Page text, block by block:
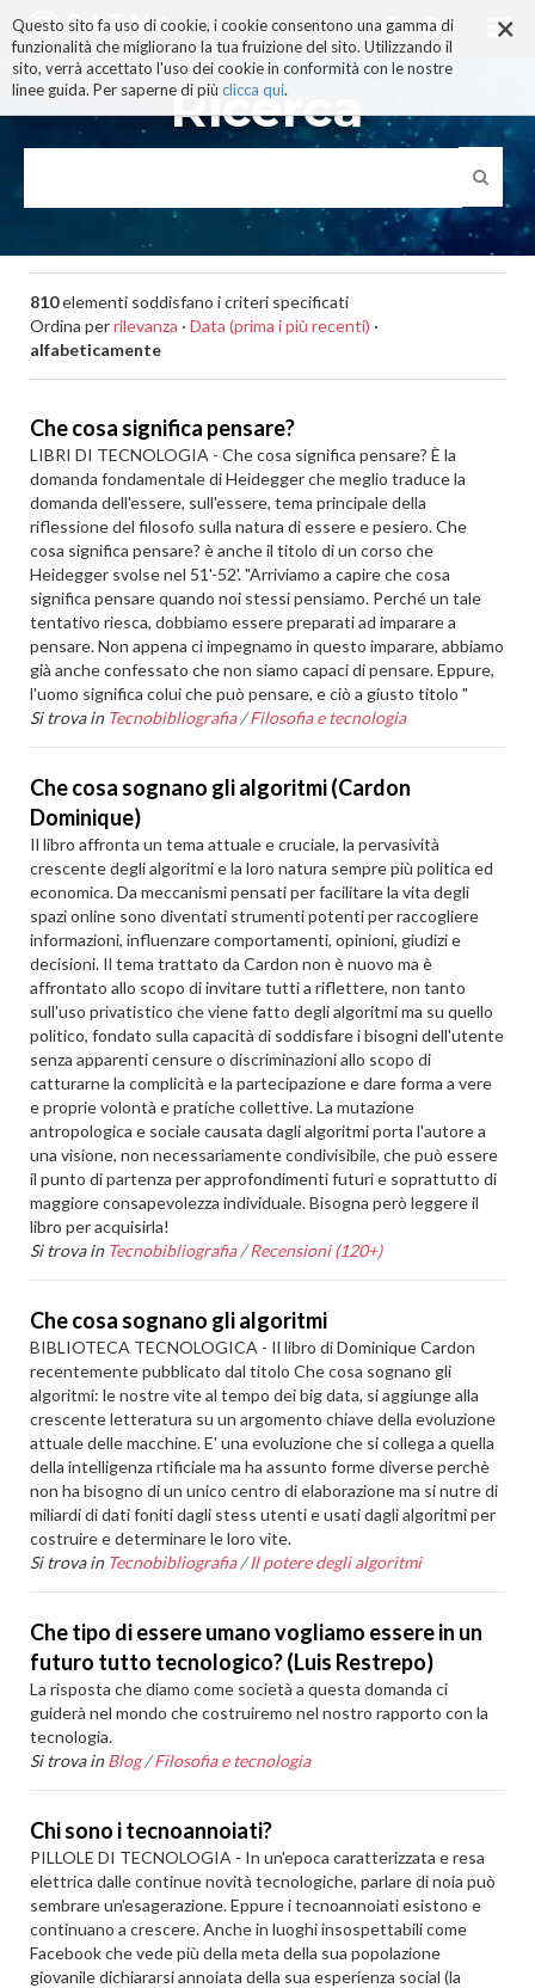
×
Questo sito fa uso di cookie, i cookie consentono una gamma di
funzionalità che migliorano la tua fruizione del sito. Utilizzando il
sito, verrà accettato l'uso dei cookie in conformità con le nostre
linee guida. Per saperne di più clicca qui.
ai
contenuti.
|
alla
navigazione
Ricerca
810elementi soddisfano i criteri specificati
Ordina perrilevanza · Data (prima i più recenti) ·
alfabeticamente
Che cosa significa pensare?
LIBRI DI TECNOLOGIA - Che cosa significa pensare? È la
domanda fondamentale di Heidegger che meglio traduce la
domanda dell'essere, sull'essere, tema principale della
riflessione del filosofo sulla natura di essere e pesiero. Che
cosa significa pensare? è anche il titolo di un corso che
Heidegger svolse nel 51'-52'. "Arriviamo a capire che cosa
significa pensare quando noi stessi pensiamo. Perché un tale
tentativo riesca, dobbiamo essere preparati ad imparare a
pensare. Non appena ci impegnamo in questo imparare, abbiamo
già anche confessato che non siamo capaci di pensare. Eppure,
l'uomo significa colui che può pensare, e ciò a giusto titolo "
Si trova in Tecnobibliografia /Filosofia e tecnologia
Che cosa sognano gli algoritmi (Cardon
Dominique)
Il libro affronta un tema attuale e cruciale, la pervasività
crescente degli algoritmi e la loro natura sempre più politica ed
economica. Da meccanismi pensati per facilitare la vita degli
spazi online sono diventati strumenti potenti per raccogliere
informazioni, influenzare comportamenti, opinioni, giudizi e
decisioni. Il tema trattato da Cardon non è nuovo ma è
affrontato allo scopo di invitare tutti a riflettere, non tanto
sull'uso privatistico che viene fatto degli algoritmi ma su quello
politico, fondato sulla capacità di soddisfare i bisogni dell'utente
senza apparenti censure o discriminazioni allo scopo di
catturarne la complicità e la partecipazione e dare forma a vere
e proprie volontà e pratiche collettive. La mutazione
antropologica e sociale causata dagli algoritmi porta l'autore a
una visione, non necessariamente condivisibile, che può essere
il punto di partenza per approfondimenti futuri e soprattutto di
maggiore consapevolezza individuale. Bisogna però leggere il
libro per acquisirla!
Si trova in Tecnobibliografia /Recensioni (120+)
Che cosa sognano gli algoritmi
BIBLIOTECA TECNOLOGICA - Il libro di Dominique Cardon
recentemente pubblicato dal titolo Che cosa sognano gli
algoritmi: le nostre vite al tempo dei big data, si aggiunge alla
crescente letteratura su un argomento chiave della evoluzione
attuale delle macchine. E' una evoluzione che si collega a quella
della intelligenza rtificiale ma ha assunto forme diverse perchè
non ha bisogno di un unico centro di elaborazione ma si nutre di
miliardi di dati foniti dagli stess utenti e usati dagli algoritmi per
costruire e determinare le loro vite.
Si trova in Tecnobibliografia /Il potere degli algoritmi
Che tipo di essere umano vogliamo essere in un
futuro tutto tecnologico? (Luis Restrepo)
La risposta che diamo come società a questa domanda ci
guiderà nel mondo che costruiremo nel nostro rapporto con la
tecnologia.
Si trova in Blog /Filosofia e tecnologia
Chi sono i tecnoannoiati?
PILLOLE DI TECNOLOGIA - In un'epoca caratterizzata e resa
elettrica dalle continue novità tecnologiche, parlare di noia può
sembrare un'esagerazione. Eppure i tecnoannoiati esistono e
continuano a crescere. Anche in luoghi insospettabili come
Facebook che vede più della meta della sua popolazione
giovanile dichiararsi annoiata della sua esperienza social (la